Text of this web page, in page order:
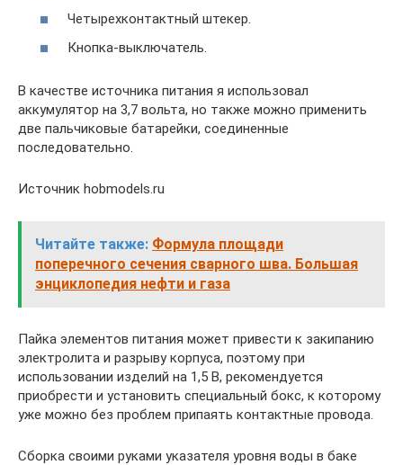
Четырехконтактный штекер.
Кнопка-выключатель.
В качестве источника питания я использовал
аккумулятор на 3,7 вольта, но также можно применить
две пальчиковые батарейки, соединенные
последовательно.
Источник hobmodels.ru
Читайте также: Формула площади
поперечного сечения сварного шва. Большая
энциклопедия нефти и газа
Пайка элементов питания может привести к закипанию
электролита и разрыву корпуса, поэтому при
использовании изделий на 1,5 В, рекомендуется
приобрести и установить специальный бокс, к которому
уже можно без проблем припаять контактные провода.
Сборка своими руками указателя уровня воды в баке